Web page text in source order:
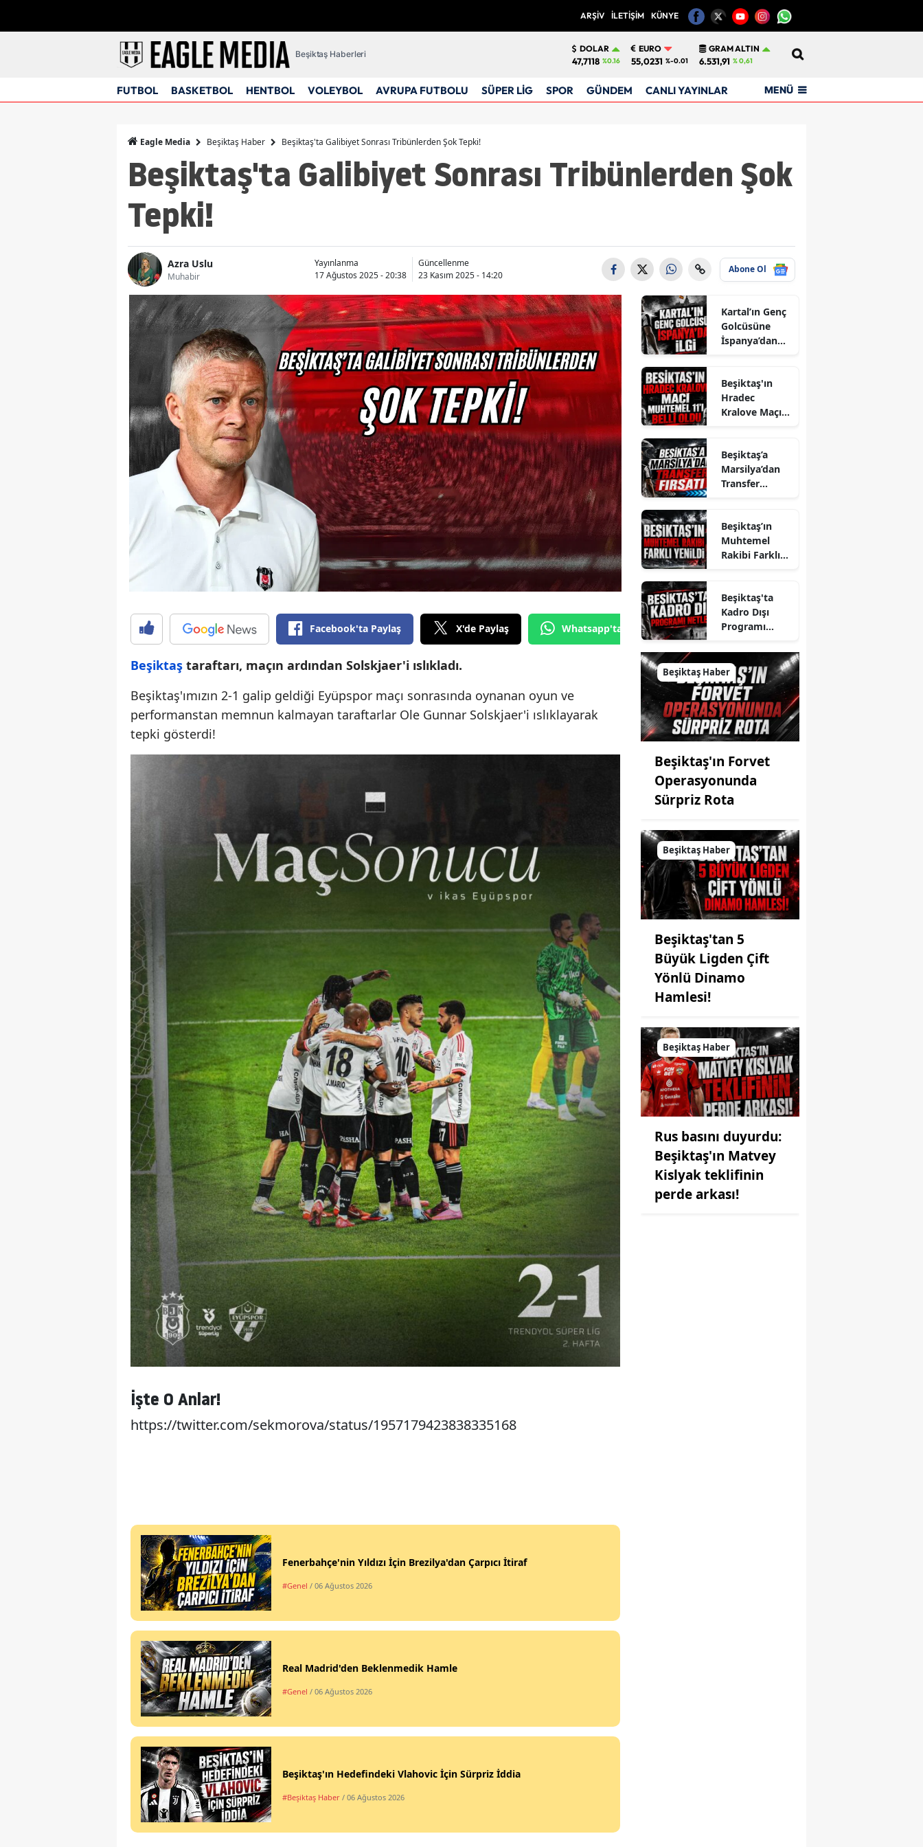
ARŞİV İLETİŞİM KÜNYE
Beşiktaş Haberleri
DOLAR
47,7118 %0.16
EURO
55,0231 %-0.01
GRAM ALTIN
6.531,91 % 0,61
FUTBOL BASKETBOL HENTBOL VOLEYBOL AVRUPA FUTBOLU SÜPER LİG SPOR GÜNDEM CANLI YAYINLAR MENÜ
Eagle Media Beşiktaş Haber Beşiktaş'ta Galibiyet Sonrası Tribünlerden Şok Tepki!
Beşiktaş'ta Galibiyet Sonrası Tribünlerden Şok
Tepki!
Azra Uslu
Muhabir
Yayınlanma
17 Ağustos 2025 - 20:38
Güncellenme
23 Kasım 2025 - 14:20
Abone Ol
Facebook'ta Paylaş X'de Paylaş Whatsapp'tan Gönder
Beşiktaş taraftarı, maçın ardından Solskjaer'i ıslıkladı.
Beşiktaş'ımızın 2-1 galip geldiği Eyüpspor maçı sonrasında oynanan oyun ve
performanstan memnun kalmayan taraftarlar Ole Gunnar Solskjaer'i ıslıklayarak
tepki gösterdi!
İşte O Anlar!
https://twitter.com/sekmorova/status/1957179423838335168
Fenerbahçe'nin Yıldızı İçin Brezilya'dan Çarpıcı İtiraf
#Genel / 06 Ağustos 2026
Real Madrid'den Beklenmedik Hamle
#Genel / 06 Ağustos 2026
Beşiktaş'ın Hedefindeki Vlahovic İçin Sürpriz İddia
#Beşiktaş Haber / 06 Ağustos 2026
Kartal’ın Genç
Golcüsüne
İspanya’dan
Beşiktaş'ın
Hradec
Kralove Maçı
Beşiktaş’a
Marsilya’dan
Transfer
Beşiktaş’ın
Muhtemel
Rakibi Farklı
Beşiktaş'ta
Kadro Dışı
Programı
Beşiktaş Haber
Beşiktaş'ın Forvet
Operasyonunda
Sürpriz Rota
Beşiktaş Haber
Beşiktaş'tan 5
Büyük Ligden Çift
Yönlü Dinamo
Hamlesi!
Beşiktaş Haber
Rus basını duyurdu:
Beşiktaş'ın Matvey
Kislyak teklifinin
perde arkası!